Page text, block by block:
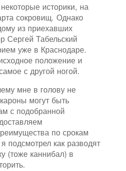
историки, на
сокровищ. Однако
из приехавших
Сергей Табельский
уже в Краснодаре.
положение и
с другой ногой.
мне в голову не
могут быть
с подобранной
по срокам
подсмотрел как разводят
(тоже каннибал) в